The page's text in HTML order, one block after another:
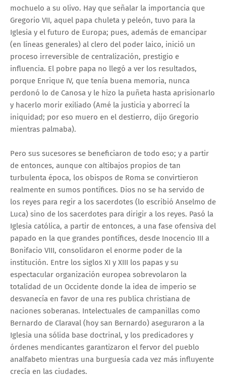
mochuelo a su olivo. Hay que señalar la importancia que
Gregorio VII, aquel papa chuleta y peleón, tuvo para la
Iglesia y el futuro de Europa; pues, además de emancipar
(en líneas generales) al clero del poder laico, inició un
proceso irreversible de centralización, prestigio e
influencia. El pobre papa no llegó a ver los resultados,
porque Enrique IV, que tenía buena memoria, nunca
perdonó lo de Canosa y le hizo la puñeta hasta aprisionarlo
y hacerlo morir exiliado (Amé la justicia y aborrecí la
iniquidad; por eso muero en el destierro, dijo Gregorio
mientras palmaba).
Pero sus sucesores se beneficiaron de todo eso; y a partir
de entonces, aunque con altibajos propios de tan
turbulenta época, los obispos de Roma se convirtieron
realmente en sumos pontífices. Dios no se ha servido de
los reyes para regir a los sacerdotes (lo escribió Anselmo de
Luca) sino de los sacerdotes para dirigir a los reyes. Pasó la
Iglesia católica, a partir de entonces, a una fase ofensiva del
papado en la que grandes pontífices, desde Inocencio III a
Bonifacio VIII, consolidaron el enorme poder de la
institución. Entre los siglos XI y XIII los papas y su
espectacular organización europea sobrevolaron la
totalidad de un Occidente donde la idea de imperio se
desvanecía en favor de una res publica christiana de
naciones soberanas. Intelectuales de campanillas como
Bernardo de Claraval (hoy san Bernardo) aseguraron a la
Iglesia una sólida base doctrinal, y los predicadores y
órdenes mendicantes garantizaron el fervor del pueblo
analfabeto mientras una burguesía cada vez más influyente
crecía en las ciudades.